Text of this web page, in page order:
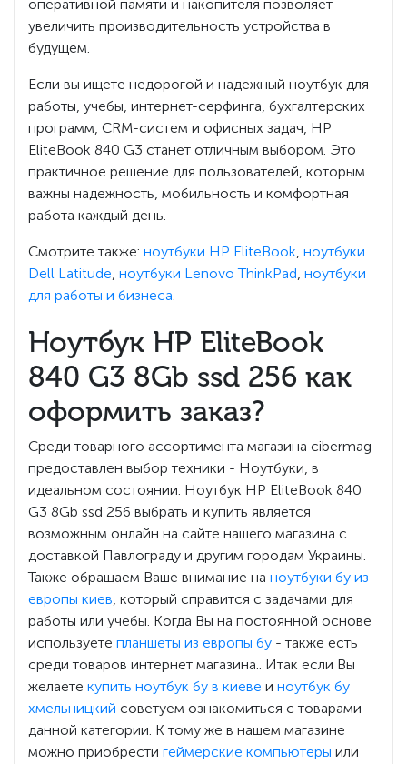
оперативной памяти и накопителя позволяет
увеличить производительность устройства в
будущем.
Если вы ищете недорогой и надежный ноутбук для
работы, учебы, интернет-серфинга, бухгалтерских
программ, CRM-систем и офисных задач, HP
EliteBook 840 G3 станет отличным выбором. Это
практичное решение для пользователей, которым
важны надежность, мобильность и комфортная
работа каждый день.
Смотрите также: ноутбуки HP EliteBook ноутбуки
Dell Latitude ноутбуки Lenovo ThinkPad ноутбуки
для работы и бизнеса
Ноутбук HP EliteBook
840 G3 8Gb ssd 256 как
оформить заказ?
Среди товарного ассортимента магазина cibermag
предоставлен выбор техники - Ноутбуки, в
идеальном состоянии. Ноутбук HP EliteBook 840
G3 8Gb ssd 256 выбрать и купить является
возможным онлайн на сайте нашего магазина с
доставкой Павлограду и другим городам Украины.
Также обращаем Ваше внимание на ноутбуки бу из
европы киев , который справится с задачами для
работы или учебы. Когда Вы на постоянной основе
используете планшеты из европы бу - также есть
среди товаров интернет магазина.. Итак если Вы
желаете купить ноутбук бу в киеве и ноутбук бу
хмельницкий советуем ознакомиться с товарами
данной категории. К тому же в нашем магазине
можно приобрести геймерские компьютеры или